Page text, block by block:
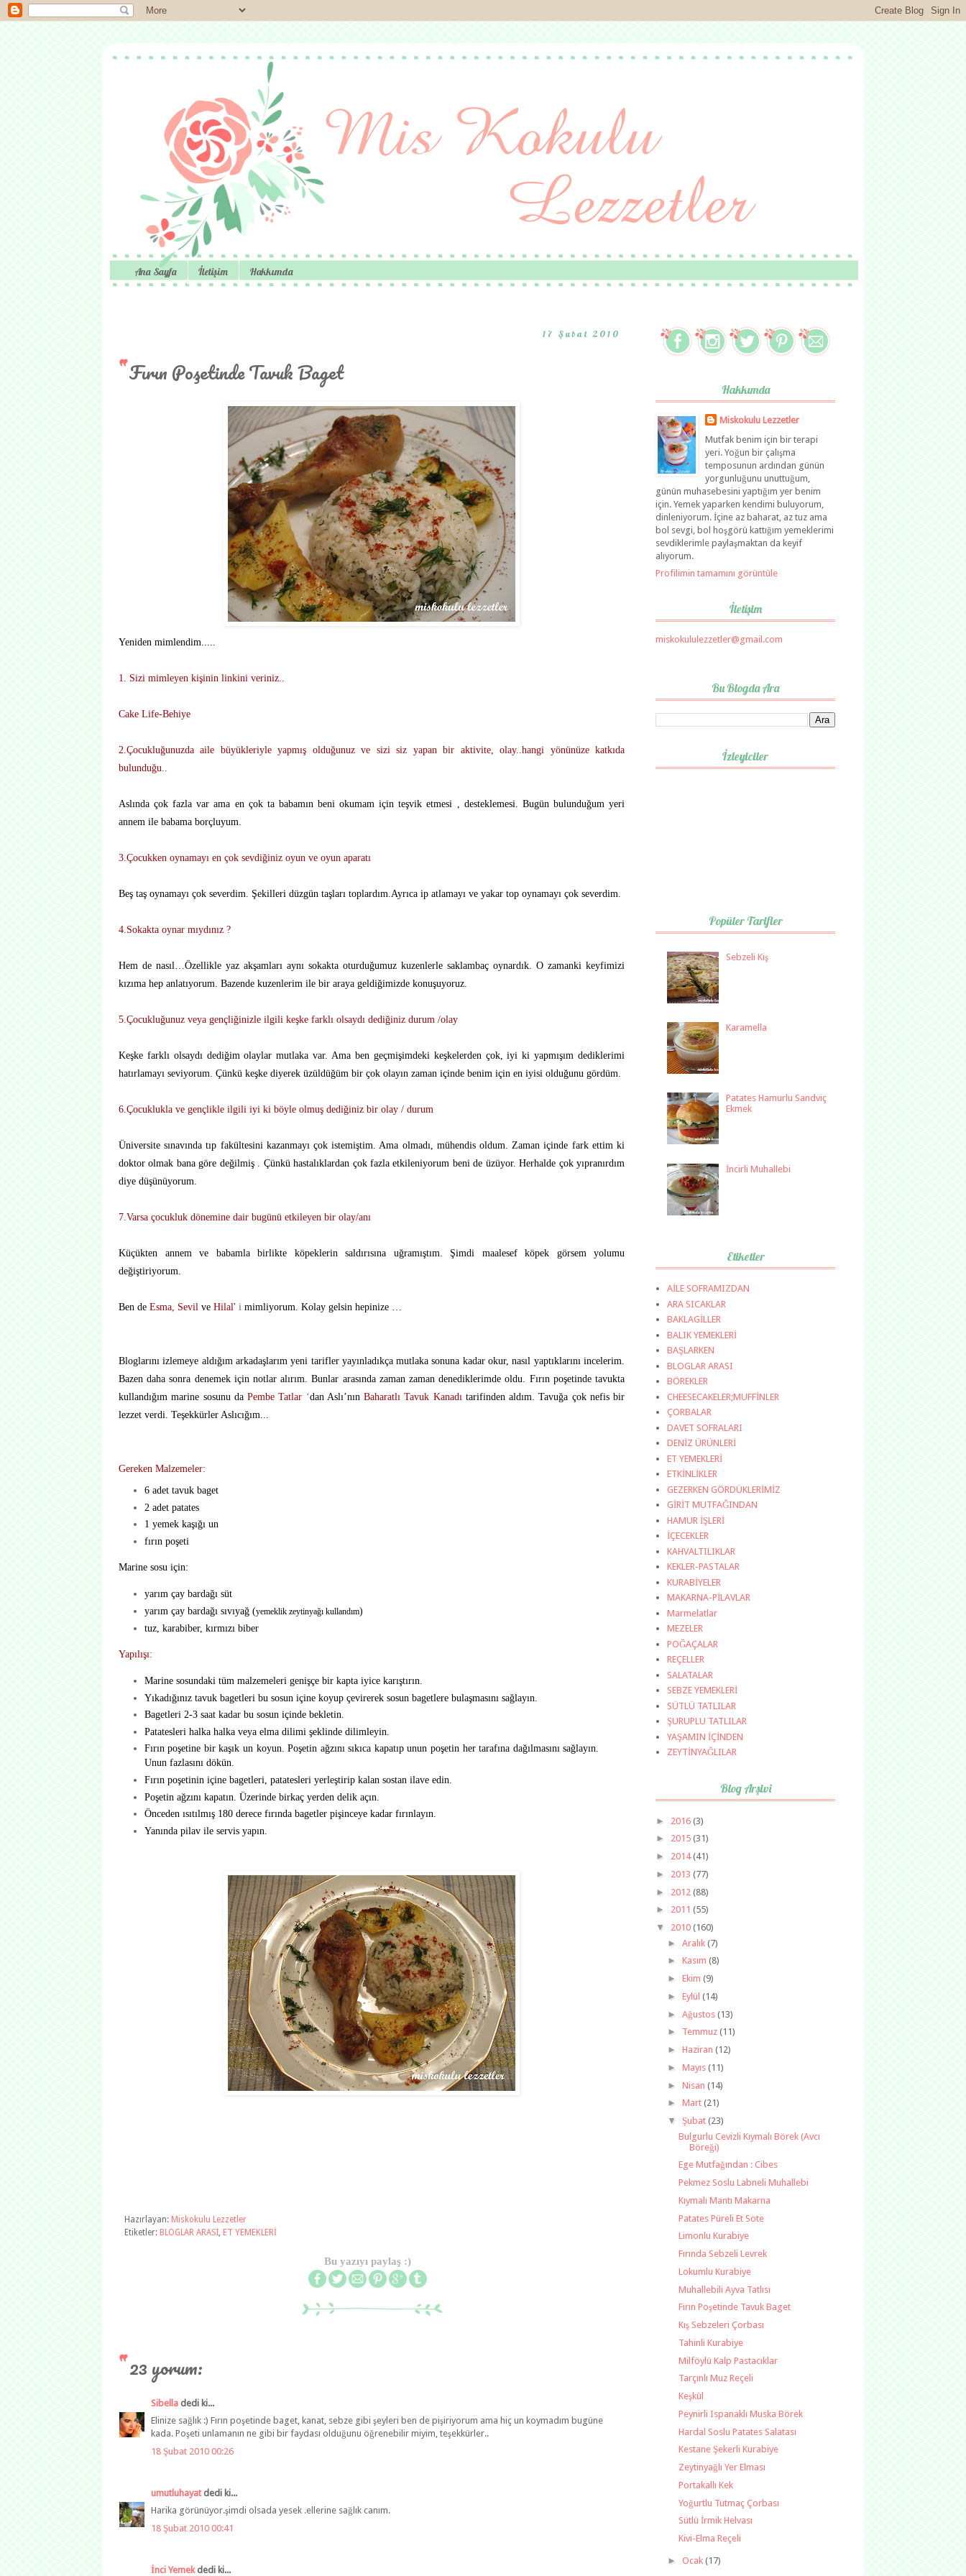
Ana Sayfa İletişim Hakkımda
17 Şubat 2010
Fırın Poşetinde Tavuk Baget
Yeniden mimlendim.....
1. Sizi mimleyen kişinin linkini veriniz..
Cake Life-Behiye
2.Çocukluğunuzda aile büyükleriyle yapmış olduğunuz ve sizi siz yapan bir aktivite, olay..hangi yönünüze katkıda
bulunduğu..
Aslında çok fazla var ama en çok ta babamın beni okumam için teşvik etmesi , desteklemesi. Bugün bulunduğum yeri
annem ile babama borçluyum.
3.Çocukken oynamayı en çok sevdiğiniz oyun ve oyun aparatı
Beş taş oynamayı çok severdim. Şekilleri düzgün taşları toplardım.Ayrıca ip atlamayı ve yakar top oynamayı çok severdim.
4.Sokakta oynar mıydınız ?
Hem de nasıl…Özellikle yaz akşamları aynı sokakta oturduğumuz kuzenlerle saklambaç oynardık. O zamanki keyfimizi
kızıma hep anlatıyorum. Bazende kuzenlerim ile bir araya geldiğimizde konuşuyoruz.
5.Çocukluğunuz veya gençliğinizle ilgili keşke farklı olsaydı dediğiniz durum /olay
Keşke farklı olsaydı dediğim olaylar mutlaka var. Ama ben geçmişimdeki keşkelerden çok, iyi ki yapmışım dediklerimi
hatırlamayı seviyorum. Çünkü keşke diyerek üzüldüğüm bir çok olayın zaman içinde benim için en iyisi olduğunu gördüm.
6.Çocuklukla ve gençlikle ilgili iyi ki böyle olmuş dediğiniz bir olay / durum
Üniversite sınavında tıp fakültesini kazanmayı çok istemiştim. Ama olmadı, mühendis oldum. Zaman içinde fark ettim ki
doktor olmak bana göre değilmiş . Çünkü hastalıklardan çok fazla etkileniyorum beni de üzüyor. Herhalde çok yıpranırdım
diye düşünüyorum.
7.Varsa çocukluk dönemine dair bugünü etkileyen bir olay/anı
Küçükten annem ve babamla birlikte köpeklerin saldırısına uğramıştım. Şimdi maalesef köpek görsem yolumu
değiştiriyorum.
Ben de Esma Sevil ve Hilal' i mimliyorum. Kolay gelsin hepinize …
Bloglarını izlemeye aldığım arkadaşlarım yeni tarifler yayınladıkça mutlaka sonuna kadar okur, nasıl yaptıklarını incelerim.
Bazen daha sonra denemek için notlar alırım. Bunlar arasında zaman zaman denediklerimde oldu. Fırın poşetinde tavukta
kullandığım marine sosunu da Pembe Tatlar ‘dan Aslı’nın Baharatlı Tavuk Kanadı tarifinden aldım. Tavuğa çok nefis bir
lezzet verdi. Teşekkürler Aslıcığım...
Gereken Malzemeler:
6 adet tavuk baget
2 adet patates
1 yemek kaşığı un
fırın poşeti
Marine sosu için:
yarım çay bardağı süt
yarım çay bardağı sıvıyağ (yemeklik zeytinyağı kullandım)
tuz, karabiber, kırmızı biber
Yapılışı:
Marine sosundaki tüm malzemeleri genişçe bir kapta iyice karıştırın.
Yıkadığınız tavuk bagetleri bu sosun içine koyup çevirerek sosun bagetlere bulaşmasını sağlayın.
Bagetleri 2-3 saat kadar bu sosun içinde bekletin.
Patatesleri halka halka veya elma dilimi şeklinde dilimleyin.
Fırın poşetine bir kaşık un koyun. Poşetin ağzını sıkıca kapatıp unun poşetin her tarafına dağılmasını sağlayın.
Unun fazlasını dökün.
Fırın poşetinin içine bagetleri, patatesleri yerleştirip kalan sostan ilave edin.
Poşetin ağzını kapatın. Üzerinde birkaç yerden delik açın.
Önceden ısıtılmış 180 derece fırında bagetler pişinceye kadar fırınlayın.
Yanında pilav ile servis yapın.
Hazırlayan: Miskokulu Lezzetler
Etiketler: BLOGLAR ARASI ET YEMEKLERİ
Bu yazıyı paylaş :)
23 yorum:
Sibella dedi ki...
Elinize sağlık :) Fırın poşetinde baget, kanat, sebze gibi şeyleri ben de pişiriyorum ama hiç un koymadım bugüne
kada. Poşeti unlamanın ne gibi bir faydası olduğunu öğrenebilir miyim, teşekkürler..
18 Şubat 2010 00:26
umutluhayatdedi ki...
Harika görünüyor.şimdi olsada yesek .ellerine sağlık canım.
18 Şubat 2010 00:41
İnci Yemekdedi ki...
Hakkımda
Miskokulu Lezzetler
Mutfak benim için bir terapi
yeri. Yoğun bir çalışma
temposunun ardından günün
yorgunluğunu unuttuğum,
günün muhasebesini yaptığım yer benim
için. Yemek yaparken kendimi buluyorum,
dinleniyorum. İçine az baharat, az tuz ama
bol sevgi, bol hoşgörü kattığım yemeklerimi
sevdiklerimle paylaşmaktan da keyif
alıyorum.
Profilimin tamamını görüntüle
İletişim
miskokululezzetler@gmail.com
Bu Blogda Ara
İzleyiciler
Popüler Tarifler
Sebzeli Kiş
Karamella
Patates Hamurlu Sandviç
Ekmek
İncirli Muhallebi
Etiketler
AİLE SOFRAMIZDAN
ARA SICAKLAR
BAKLAGİLLER
BALIK YEMEKLERİ
BAŞLARKEN
BLOGLAR ARASI
BÖREKLER
CHEESECAKELER;MUFFİNLER
ÇORBALAR
DAVET SOFRALARI
DENİZ ÜRÜNLERİ
ET YEMEKLERİ
ETKİNLİKLER
GEZERKEN GÖRDÜKLERİMİZ
GİRİT MUTFAĞINDAN
HAMUR İŞLERİ
İÇECEKLER
KAHVALTILIKLAR
KEKLER-PASTALAR
KURABİYELER
MAKARNA-PİLAVLAR
Marmelatlar
MEZELER
POĞAÇALAR
REÇELLER
SALATALAR
SEBZE YEMEKLERİ
SÜTLÜ TATLILAR
ŞURUPLU TATLILAR
YAŞAMIN İÇİNDEN
ZEYTİNYAĞLILAR
Blog Arşivi
► 2016 (3)
► 2015 (31)
► 2014(41)
► 2013 (77)
► 2012 (88)
► 2011 (55)
▼ 2010 (160)
► Aralık (7)
► Kasım (8)
► Ekim (9)
► Eylül (14)
► Ağustos (13)
► Temmuz (11)
► Haziran (12)
► Mayıs (11)
► Nisan (14)
► Mart (21)
▼ Şubat (23)
Bulgurlu Cevizli Kıymalı Börek (Avcı
Böreği)
Ege Mutfağından : Cibes
Pekmez Soslu Labneli Muhallebi
Kıymalı Mantı Makarna
Patates Püreli Et Sote
Limonlu Kurabiye
Fırında Sebzeli Levrek
Lokumlu Kurabiye
Muhallebili Ayva Tatlısı
Fırın Poşetinde Tavuk Baget
Kış Sebzeleri Çorbası
Tahinli Kurabiye
Milföylü Kalp Pastacıklar
Tarçınlı Muz Reçeli
Keşkül
Peynirli Ispanaklı Muska Börek
Hardal Soslu Patates Salatası
Kestane Şekerli Kurabiye
Zeytinyağlı Yer Elması
Portakallı Kek
Yoğurtlu Tutmaç Çorbası
Sütlü İrmik Helvası
Kivi-Elma Reçeli
► Ocak (17)